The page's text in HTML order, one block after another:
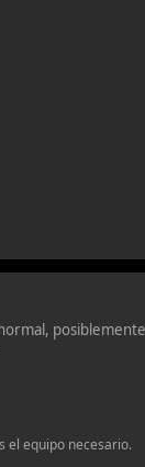
el equipo necesario.